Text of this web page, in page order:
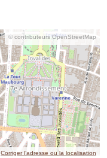
© contributeurs OpenStreetMap
Corriger l’adresse ou la localisation